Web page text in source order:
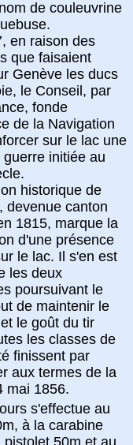
de couleuvrine
en raison des
que faisaient
Genève les ducs
le Conseil, par
fonde
de la Navigation
sur le lac une
initiée au
historique de
devenue canton
1815, marque la
d'une présence
le lac. Il s'en est
les deux
poursuivant le
de maintenir le
le goût du tir
les classes de
finissent par
aux termes de la
mai 1856.
s'effectue au
à la carabine
pistolet 50m et au